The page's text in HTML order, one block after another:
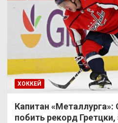
ХОККЕЙ
Капитан
побить рекорд